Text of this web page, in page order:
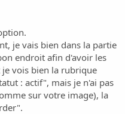
je vais bien dans la partie
endroit afin d'avoir les
vois bien la rubrique
: actif", mais je n'ai pas
sur votre image), la